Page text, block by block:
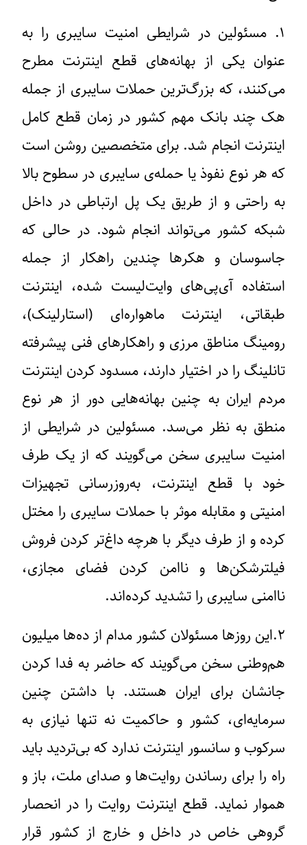
۱. مسئولین در شرایطی امنیت سایبری را به
عنوان یکی از بهانه‌های قطع اینترنت مطرح
می‌کنند، که بزرگ‌ترین حملات سایبری از جمله
هک چند بانک مهم کشور در زمان قطع کامل
اینترنت انجام شد. برای متخصصین روشن است
که هر نوع نفوذ یا حمله‌ی سایبری در سطوح بالا
به راحتی و از طریق یک پل ارتباطی در داخل
شبکه کشور می‌تواند انجام شود. در حالی که
جاسوسان و هکر‌ها چندین راهکار از جمله
استفاده آی‌پی‌های وایت‌لیست شده، اینترنت
طبقاتی، اینترنت ماهواره‌ای (استارلینک)،
رومینگ مناطق مرزی و راهکارهای فنی پیشرفته
تانلینگ را در اختیار دارند، مسدود کردن اینترنت
مردم ایران به چنین بهانه‌هایی دور از هر نوع
منطق به نظر می‌سد. مسئولین در شرایطی از
امنیت سایبری سخن می‌گویند که از یک طرف
خود با قطع اینترنت، به‌روزرسانی تجهیزات
امنیتی و مقابله موثر با حملات سایبری را مختل
کرده و از طرف دیگر با هرچه داغ‌تر کردن فروش
فیلترشکن‌ها و ناامن کردن فضای مجازی،
ناامنی سایبری را تشدید کرد‌ه‌اند.
۲.این روزها مسئولان کشور مدام از ده‌ها میلیون‌
هم‌وطنی سخن می‌گویند که حاضر به فدا کردن
جانشان برای ایران هستند. با داشتن چنین
سرمایه‌ای، کشور و حاکمیت نه تنها نیازی به
سرکوب و سانسور اینترنت ندارد که بی‌تردید باید
راه را برای رساندن روایت‌ها و صدای ملت، باز و
هموار نماید. قطع اینترنت روایت را در انحصار
گروهی خاص در داخل و خارج از کشور قرار